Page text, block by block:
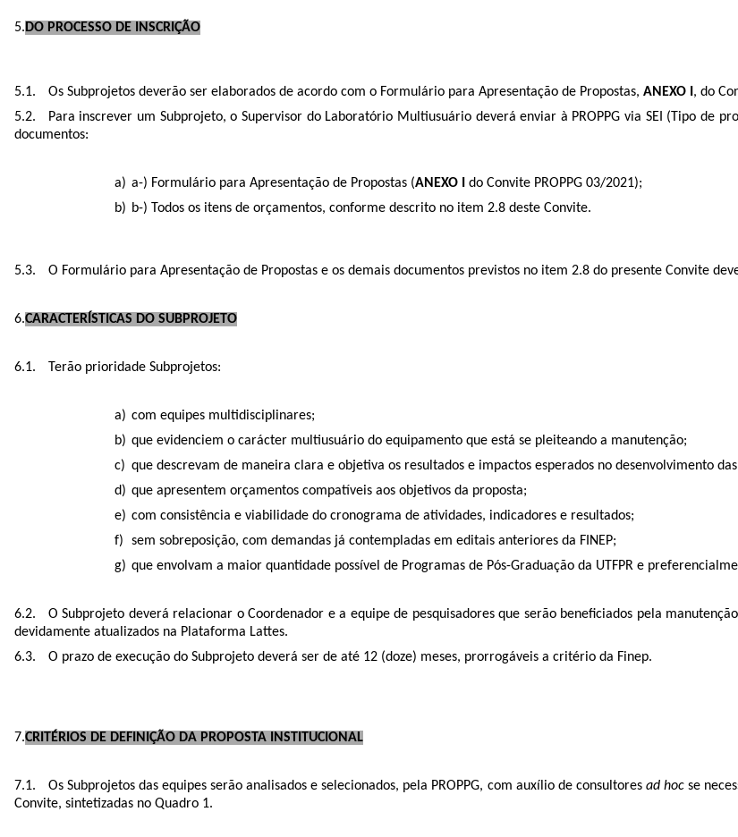
DO PROCESSO DE INSCRIÇÃO
Os Subprojetos deverão ser elaborados de acordo com o Formulário para Apresentação de Propostas, ANEXO I , do
Para inscrever um Subprojeto, o Supervisor do Laboratório Multiusuário deverá enviar à PROPPG via SEI (Tipo de
documentos:
a-) Formulário para Apresentação de Propostas (ANEXO I
do Convite PROPPG 03/2021);
b-) Todos os itens de orçamentos, conforme descrito no item 2.8 deste Convite.
O Formulário para Apresentação de Propostas e os demais documentos previstos no item 2.8 do presente Convite
CARACTERÍSTICAS DO SUBPROJETO
Terão prioridade Subprojetos:
com equipes multidisciplinares;
que evidenciem o carácter multiusuário do equipamento que está se pleiteando a manutenção;
que descrevam de maneira clara e objetiva os resultados e impactos esperados no desenvolvimento
que apresentem orçamentos compatíveis aos objetivos da proposta;
com consistência e viabilidade do cronograma de atividades, indicadores e resultados;
sem sobreposição, com demandas já contempladas em editais anteriores da FINEP;
que envolvam a maior quantidade possível de Programas de Pós-Graduação da UTFPR e
O Subprojeto deverá relacionar o Coordenador e a equipe de pesquisadores que serão beneficiados pela
devidamente atualizados na Plataforma Lattes.
O prazo de execução do Subprojeto deverá ser de até 12 (doze) meses, prorrogáveis a critério da Finep.
CRITÉRIOS DE DEFINIÇÃO DA PROPOSTA INSTITUCIONAL
Os Subprojetos das equipes serão analisados e selecionados, pela PROPPG, com auxílio de consultores ad hocse
Convite, sintetizadas no Quadro 1.